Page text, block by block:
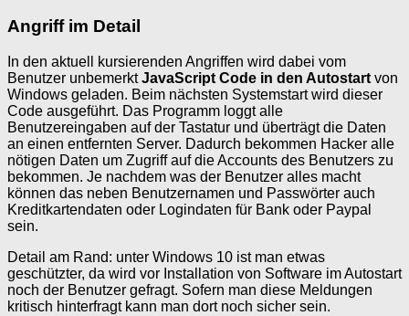
Angriff im Detail
In den aktuell kursierenden Angriffen wird dabei vom
Benutzer unbemerktJavaScript Code in den Autostart von
Windows geladen. Beim nächsten Systemstart wird dieser
Code ausgeführt. Das Programm loggt alle
Benutzereingaben auf der Tastatur und überträgt die Daten
an einen entfernten Server. Dadurch bekommen Hacker alle
nötigen Daten um Zugriff auf die Accounts des Benutzers zu
bekommen. Je nachdem was der Benutzer alles macht
können das neben Benutzernamen und Passwörter auch
Kreditkartendaten oder Logindaten für Bank oder Paypal
sein.
Detail am Rand: unter Windows 10 ist man etwas
geschützter, da wird vor Installation von Software im Autostart
noch der Benutzer gefragt. Sofern man diese Meldungen
kritisch hinterfragt kann man dort noch sicher sein.